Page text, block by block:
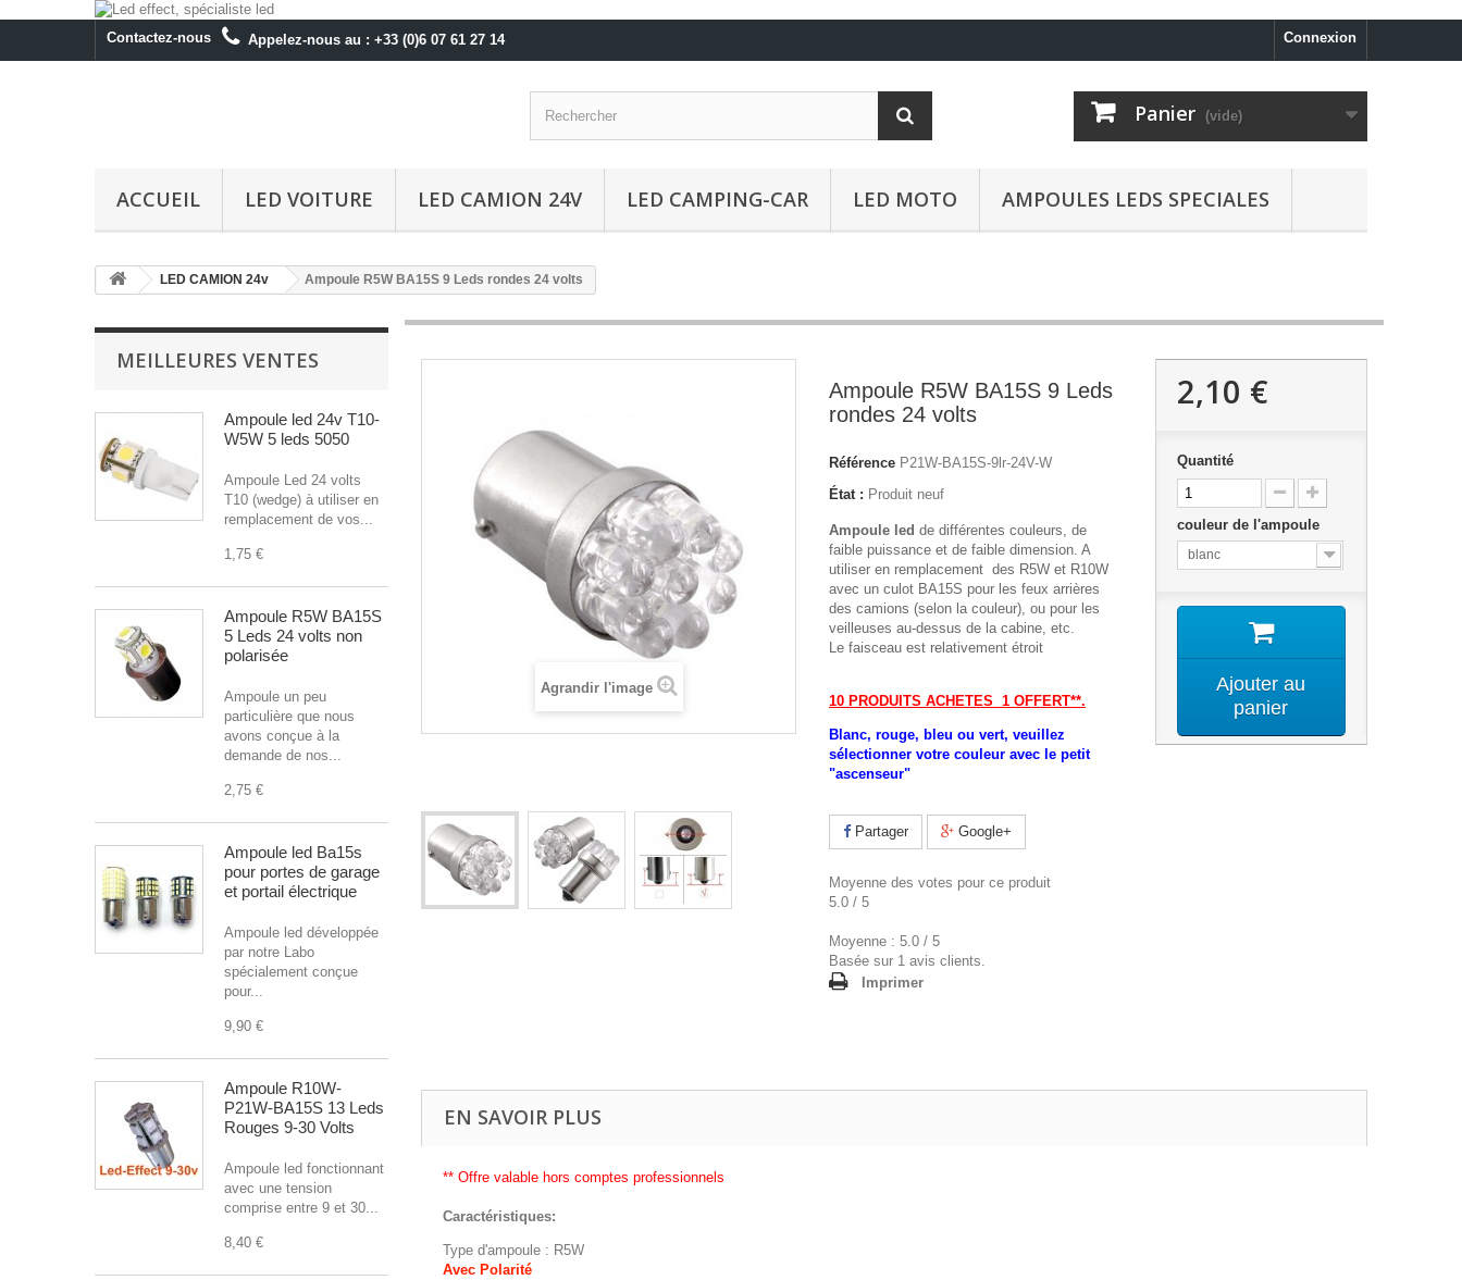
Connexion
Contactez-nous Appelez-nous au : +33 (0)6 07 61 27 14
Panier (vide)
ACCUEIL LED VOITURE LED CAMION 24V LED CAMPING-CAR LED MOTO AMPOULES LEDS SPECIALES
LED CAMION 24v Ampoule R5W BA15S 9 Leds rondes 24 volts
MEILLEURES VENTES
Ampoule led 24v T10-
W5W 5 leds 5050
Ampoule Led 24 volts
T10 (wedge) à utiliser en
remplacement de vos...
1,75 €
Ampoule R5W BA15S
5 Leds 24 volts non
polarisée
Ampoule un peu
particulière que nous
avons conçue à la
demande de nos...
2,75 €
Ampoule led Ba15s
pour portes de garage
et portail électrique
Ampoule led développée
par notre Labo
spécialement conçue
pour...
9,90 €
Ampoule R10W-
P21W-BA15S 13 Leds
Rouges 9-30 Volts
Ampoule led fonctionnant
avec une tension
comprise entre 9 et 30...
8,40 €
Agrandir l'image
Ampoule R5W BA15S 9 Leds
rondes 24 volts
Référence P21W-BA15S-9lr-24V-W
État : Produit neuf
Ampoule led de différentes couleurs, de
faible puissance et de faible dimension. A
utiliser en remplacement des R5W et R10W
avec un culot BA15S pour les feux arrières
des camions (selon la couleur), ou pour les
veilleuses au-dessus de la cabine, etc.
Le faisceau est relativement étroit
10 PRODUITS ACHETES 1 OFFERT**.
Blanc, rouge, bleu ou vert, veuillez
sélectionner votre couleur avec le petit
"ascenseur"
Partager Google+
Moyenne des votes pour ce produit
5.0 / 5
Moyenne : 5.0 / 5
Basée sur 1 avis clients.
Imprimer
2,10 €
Quantité
couleur de l'ampoule
blanc
Ajouter au
panier
EN SAVOIR PLUS
** Offre valable hors comptes professionnels
Caractéristiques:
Type d'ampoule : R5W
Avec Polarité